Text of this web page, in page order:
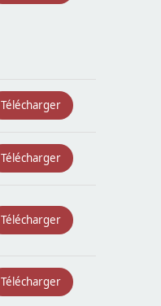
Télécharger
Télécharger
Télécharger
Télécharger